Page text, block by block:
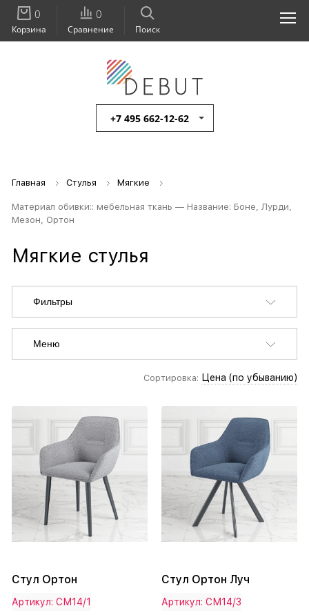
+7 495 662-12-62
Поиск
0
Сравнение
0
Корзина
Главная Стулья Мягкие
Материал обивки:: мебельная ткань — Название: Боне, Лурди,
Мезон, Ортон
Мягкие стулья
Фильтры
Меню
Сортировка: Цена (по убыванию)
Стул Ортон
Артикул: СМ14/1
Стул Ортон Луч
Артикул: СМ14/3